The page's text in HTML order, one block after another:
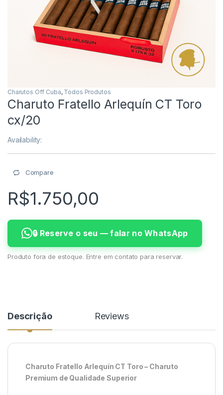
Charutos Off Cuba, Todos Produtos
Charuto Fratello Arlequín CT Toro
cx/20
Availability:
Compare
R$1.750,00
🔒 Reserve o seu — falar no WhatsApp
Produto fora de estoque. Entre em contato para reservar.
Descrição Reviews
Charuto Fratello Arlequín CT Toro – Charuto
Premium de Qualidade Superior